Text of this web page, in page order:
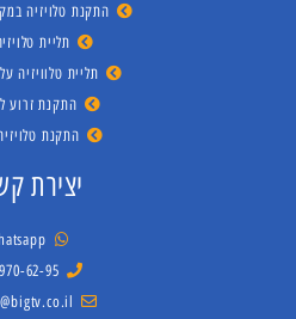
התקנת טלויזיה
תליית
תליית טלוויזיה
התקנת זרוע
התקנת
יצירת
62-95